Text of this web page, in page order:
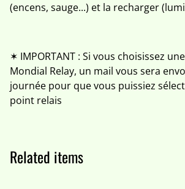
(encens, sauge...) et la recharger
✶ IMPORTANT : Si vous choisissez
Mondial Relay, un mail vous sera
journée pour que vous puissiez
point relais
Related items